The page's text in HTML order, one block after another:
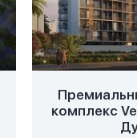
комплекс